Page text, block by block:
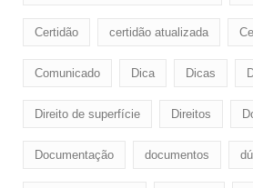
Certidão certidão atualizada
Comunicado Dica Dicas
Direito de superfície Direitos
Documentação documentos